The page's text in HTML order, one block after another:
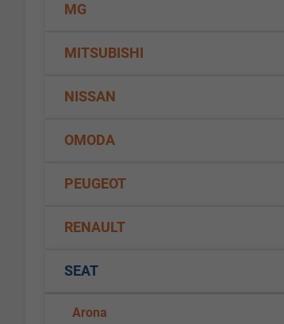
MG
MITSUBISHI
NISSAN
OMODA
PEUGEOT
RENAULT
SEAT
Arona